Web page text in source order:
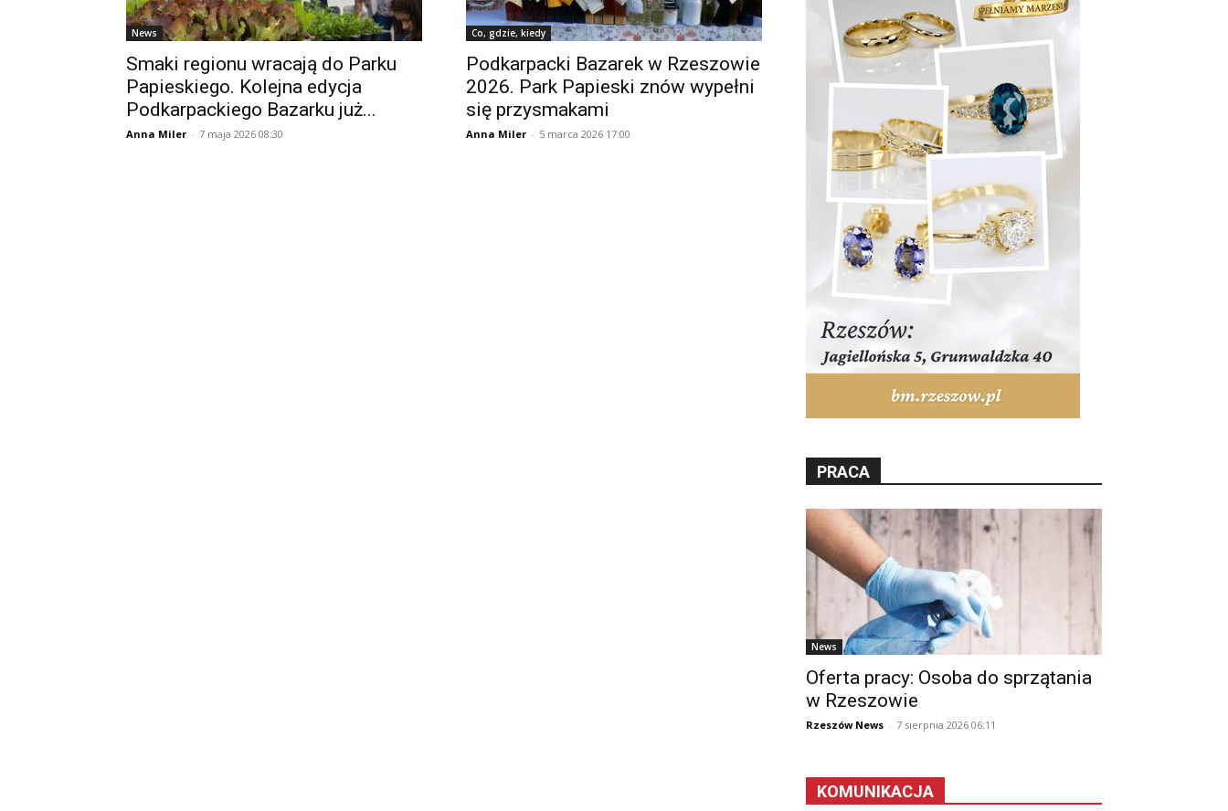
News
Smaki regionu wracają do Parku
Papieskiego. Kolejna edycja
Podkarpackiego Bazarku już...
Anna Miler - 7 maja 2026 08:30
Co, gdzie, kiedy
Podkarpacki Bazarek w Rzeszowie
2026. Park Papieski znów wypełni
się przysmakami
Anna Miler - 5 marca 2026 17:00
PRACA
News
Oferta pracy: Osoba do sprzątania
w Rzeszowie
Rzeszów News - 7 sierpnia 2026 06:11
KOMUNIKACJA